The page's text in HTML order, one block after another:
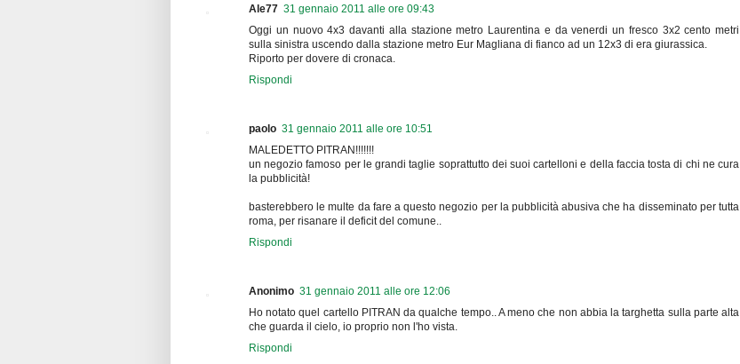
Ale77 31 gennaio 2011 alle ore 09:43
Oggi un nuovo 4x3 davanti alla stazione metro Laurentina e da venerdi un fresco 3x2 cento metri
sulla sinistra uscendo dalla stazione metro Eur Magliana di fianco ad un 12x3 di era giurassica.
Riporto per dovere di cronaca.
Rispondi
paolo 31 gennaio 2011 alle ore 10:51
MALEDETTO PITRAN!!!!!!!
un negozio famoso per le grandi taglie soprattutto dei suoi cartelloni e della faccia tosta di chi ne cura
la pubblicità!
basterebbero le multe da fare a questo negozio per la pubblicità abusiva che ha disseminato per tutta
roma, per risanare il deficit del comune..
Rispondi
Anonimo 31 gennaio 2011 alle ore 12:06
Ho notato quel cartello PITRAN da qualche tempo.. A meno che non abbia la targhetta sulla parte alta
che guarda il cielo, io proprio non l'ho vista.
Rispondi